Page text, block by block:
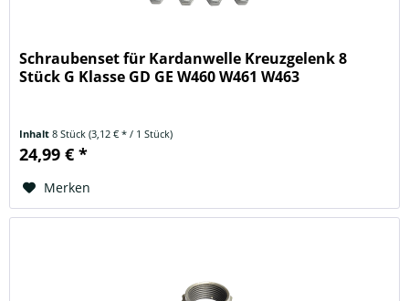
Schraubenset für Kardanwelle Kreuzgelenk 8
Stück G Klasse GD GE W460 W461 W463
Inhalt8 Stück(3,12 € * / 1 Stück)
24,99 € *
Merken